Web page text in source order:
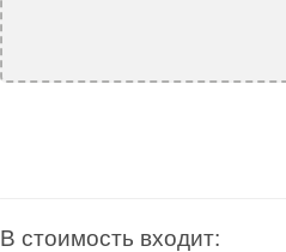
В стоимость входит: